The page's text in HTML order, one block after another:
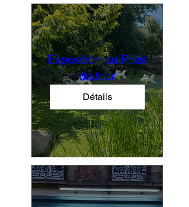
Exposition au Point
duJour
Détails